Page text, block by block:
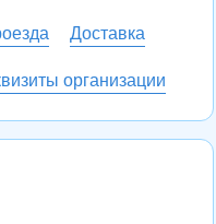
Доставка
организации